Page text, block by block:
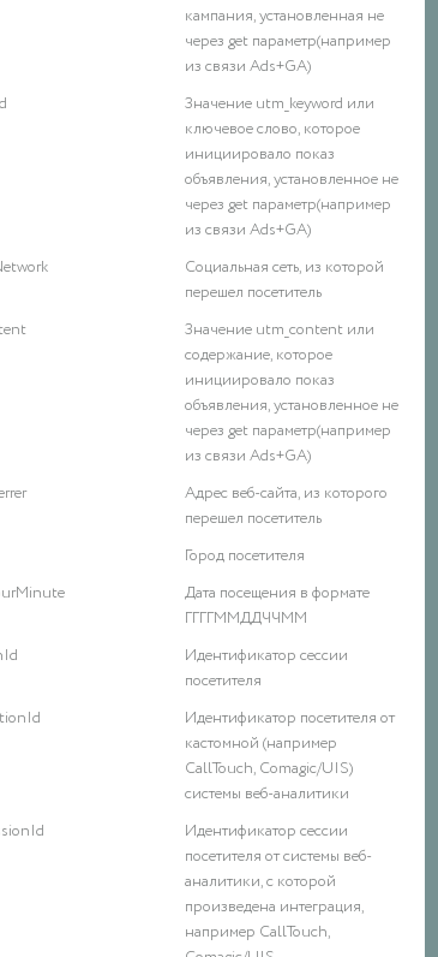
кампания, установленная не
через get параметр(например
из связи Ads+GA)
Значение utm_keyword или
ключевое слово, которое
инициировало показ
объявления, установленное не
через get параметр(например
из связи Ads+GA)
Социальная сеть, из которой
перешел посетитель
Значение utm_content или
содержание, которое
инициировало показ
объявления, установленное не
через get параметр(например
из связи Ads+GA)
Адрес веб-сайта, из которого
перешел посетитель
Город посетителя
Дата посещения в формате
ГГГГММДДЧЧММ
Идентификатор сессии
посетителя
Идентификатор посетителя от
кастомной (например
CallTouch, Comagic/UIS)
системы веб-аналитики
Идентификатор сессии
посетителя от системы веб-
аналитики, с которой
произведена интеграция,
например CallTouch,